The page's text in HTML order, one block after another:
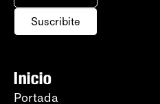
Suscribite
Inicio
Portada